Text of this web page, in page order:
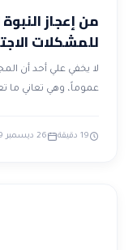
من إعجاز
للمشكلات
لا يخفي علي أحد أن
عموماً، وهي تعاني ما
19 دقيقة 26 ديسمبر 2019